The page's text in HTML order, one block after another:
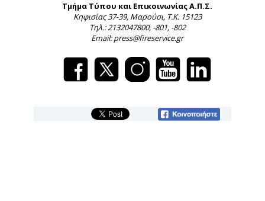
Τμήμα Τύπου και Επικοινωνίας Α.Π.Σ.
Κηφισίας 37-39, Μαρούσι, Τ.Κ. 15123
Τηλ.: 2132047800, -801, -802
Email: press@fireservice.gr